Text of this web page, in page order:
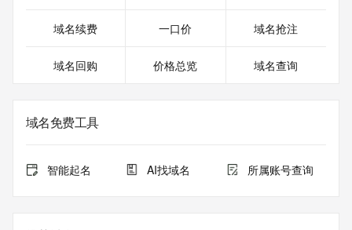
域名续费 一口价 域名抢注
域名回购 价格总览 域名查询
域名免费工具
智能起名 AI找域名 所属账号查询